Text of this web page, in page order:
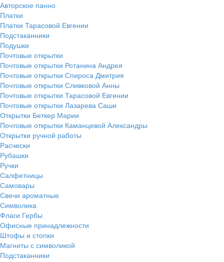
Авторское панно
Платки
Платки Тарасовой Евгении
Подстаканники
Подушки
Почтовые открытки
Почтовые открытки Ротанина Андрея
Почтовые открытки Спироса Дмитрия
Почтовые открытки Сливковой Анны
Почтовые открытки Тарасовой Евгении
Почтовые открытки Лазарева Саши
Открытки Беткер Марии
Почтовые открытки Каманцевой Александры
Открытки ручной работы
Расчески
Рубашки
Ручки
Салфетницы
Самовары
Свечи ароматные
Символика
Флаги Гербы
Офисные принадлежности
Штофы и стопки
Магниты с символикой
Подстаканники